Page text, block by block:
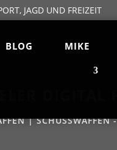
JAGD UND FREIZEIT
BLOG MIKE
|SCHUSSWAFFEN